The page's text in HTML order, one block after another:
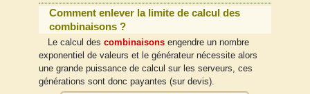
Comment enlever la limite de calcul des
combinaisons ?
Le calcul des combinaisonsengendre un nombre
exponentiel de valeurs et le générateur nécessite alors
une grande puissance de calcul sur les serveurs, ces
générations sont donc payantes (sur devis).